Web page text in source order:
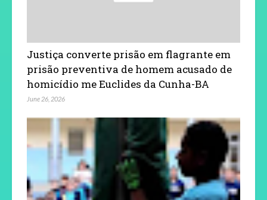
Justiça converte prisão em flagrante em
prisão preventiva de homem acusado de
homicídio me Euclides da Cunha-BA
June 26, 2026